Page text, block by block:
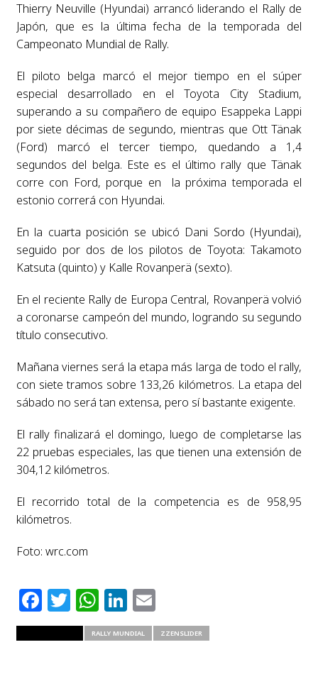
Thierry Neuville (Hyundai) arrancó liderando el Rally de
Japón, que es la última fecha de la temporada del
Campeonato Mundial de Rally.
El piloto belga marcó el mejor tiempo en el súper
especial desarrollado en el Toyota City Stadium,
superando a su compañero de equipo Esappeka Lappi
por siete décimas de segundo, mientras que Ott Tänak
(Ford) marcó el tercer tiempo, quedando a 1,4
segundos del belga. Este es el último rally que Tänak
corre con Ford, porque en la próxima temporada el
estonio correrá con Hyundai.
En la cuarta posición se ubicó Dani Sordo (Hyundai),
seguido por dos de los pilotos de Toyota: Takamoto
Katsuta (quinto) y Kalle Rovanperä (sexto).
En el reciente Rally de Europa Central, Rovanperä volvió
a coronarse campeón del mundo, logrando su segundo
título consecutivo.
Mañana viernes será la etapa más larga de todo el rally,
con siete tramos sobre 133,26 kilómetros. La etapa del
sábado no será tan extensa, pero sí bastante exigente.
El rally finalizará el domingo, luego de completarse las
22 pruebas especiales, las que tienen una extensión de
304,12 kilómetros.
El recorrido total de la competencia es de 958,95
kilómetros.
Foto: wrc.com
Facebook
Twitter
WhatsApp
LinkedIn
Email
RALLY MUNDIAL ZZENSLIDER